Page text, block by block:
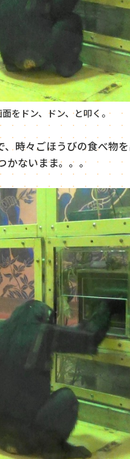
をドン、ドン、と叩く。
、時々ごほうびの食べ物
かないまま。。。